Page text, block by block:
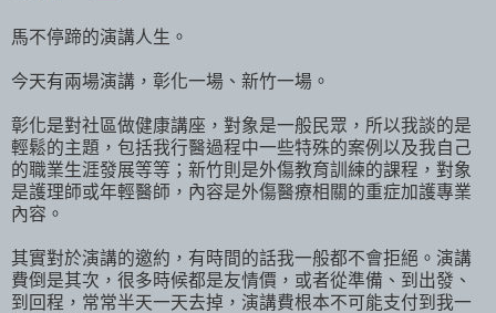
馬不停蹄的演講人生。
今天有兩場演講，彰化一場、新竹一場。
彰化是對社區做健康講座，對象是一般民眾，所以我談的是
輕鬆的主題，包括我行醫過程中一些特殊的案例以及我自己
的職業生涯發展等等；新竹則是外傷教育訓練的課程，對象
是護理師或年輕醫師，內容是外傷醫療相關的重症加護專業
內容。
其實對於演講的邀約，有時間的話我一般都不會拒絕。演講
費倒是其次，很多時候都是友情價，或者從準備、到出發、
到回程，常常半天一天去掉，演講費根本不可能支付到我一